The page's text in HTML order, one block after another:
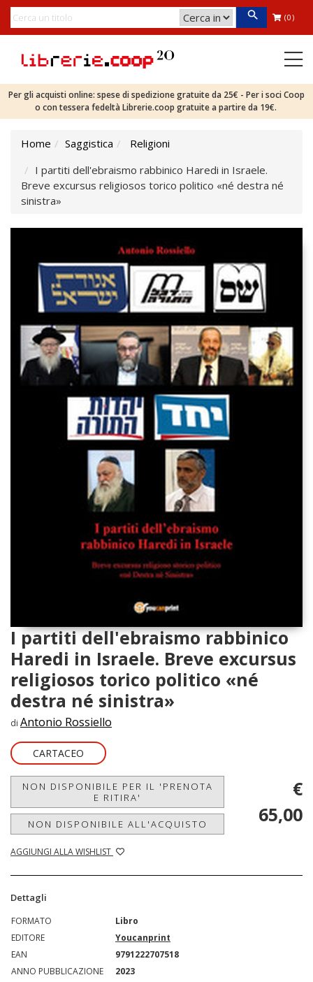
(0)
Per gli acquisti online: spese di spedizione gratuite da 25€ - Per i soci Coop
o con tessera fedeltà Librerie.coop gratuite a partire da 19€.
Home Saggistica
Religioni
I partiti dell'ebraismo rabbinico Haredi in Israele.
Breve excursus religiosos torico politico «né destra né
sinistra»
I partiti dell'ebraismo rabbinico
Haredi in Israele. Breve excursus
religiosos torico politico «né
destra né sinistra»
di Antonio Rossiello
CARTACEO
NON DISPONIBILE PER IL 'PRENOTA
E RITIRA'
NON DISPONIBILE ALL'ACQUISTO
AGGIUNGI ALLA WISHLIST
€
65,00
Dettagli
FORMATO
Libro
EDITORE
Youcanprint
EAN
9791222707518
ANNO PUBBLICAZIONE
2023